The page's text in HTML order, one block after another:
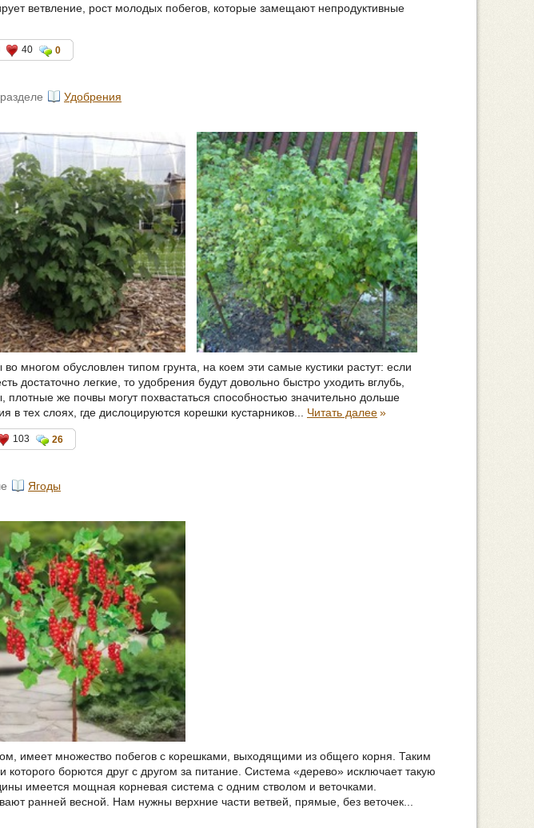
ветвление, рост молодых побегов, которые замещают непродуктивные
40 0
Удобрения
многом обусловлен типом грунта, на коем эти самые кустики растут: если
достаточно легкие, то удобрения будут довольно быстро уходить вглубь,
же почвы могут похвастаться способностью значительно дольше
тех слоях, где дислоцируются корешки кустарников... Читать далее»
103 26
Ягоды
имеет множество побегов с корешками, выходящими из общего корня. Таким
которого борются друг с другом за питание. Система «дерево» исключает такую
имеется мощная корневая система с одним стволом и веточками.
ранней весной. Нам нужны верхние части ветвей, прямые, без веточек...